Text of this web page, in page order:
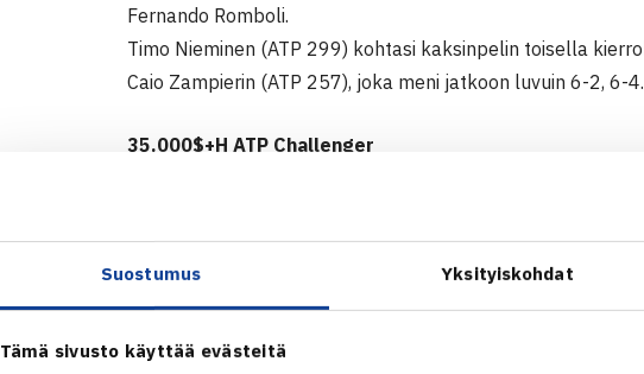
Suostumus Yksityiskohdat
Tämä sivusto käyttää evästeitä
Fernando Romboli.
Timo Nieminen (ATP 299) kohtasi kaksinpelin toisella
Caio Zampierin (ATP 257), joka meni jatkoon luvuin 6-2, 6-4.
35.000$+H ATP Challenger
2.kierros: Gaio Zampieri Brasilia (7.) – Timo Nieminen 62 64
Nelinpeli
1.kierrosta: Timo Nieminen/Juho Paukku – Tiago Slonik/